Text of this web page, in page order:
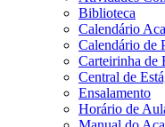
Biblioteca
Calendário
Calendário de
Carteirinha de
Central de
Ensalamento
Horário de